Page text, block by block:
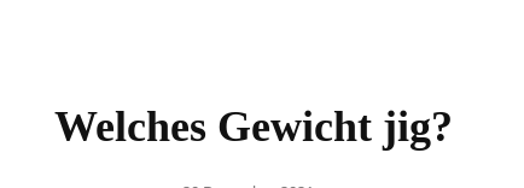
Welches Gewicht jig?